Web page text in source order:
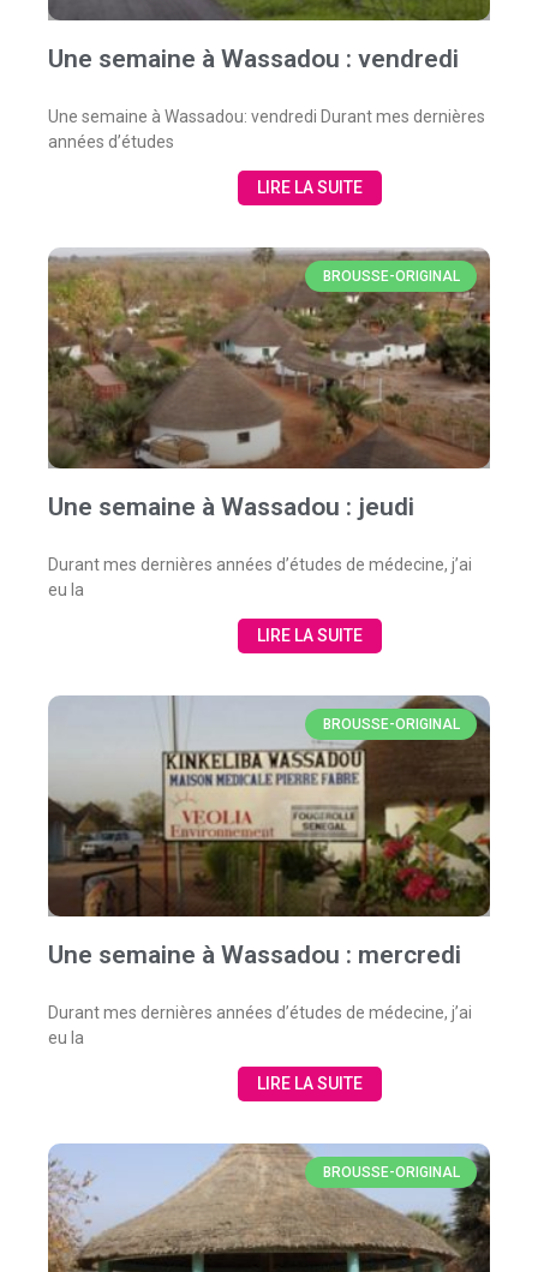
Une semaine à Wassadou : vendredi
Une semaine à Wassadou: vendredi Durant mes dernières
années d’études
LIRE LA SUITE
BROUSSE-ORIGINAL
Une semaine à Wassadou : jeudi
Durant mes dernières années d’études de médecine, j’ai
eu la
LIRE LA SUITE
BROUSSE-ORIGINAL
Une semaine à Wassadou : mercredi
Durant mes dernières années d’études de médecine, j’ai
eu la
LIRE LA SUITE
BROUSSE-ORIGINAL